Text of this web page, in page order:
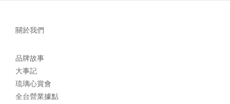
關於我們
品牌故事
大事記
琉璃心賞會
全台營業據點